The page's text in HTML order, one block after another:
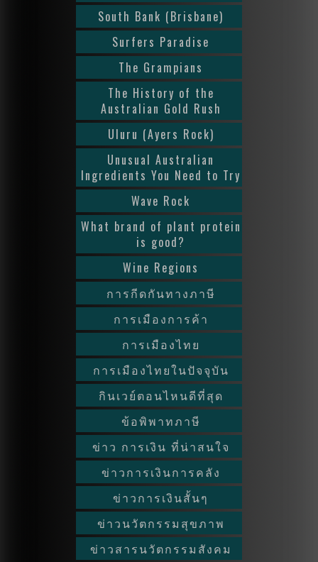
South Bank (Brisbane)
Surfers Paradise
The Grampians
The History of the
Australian Gold Rush
Uluru (Ayers Rock)
Unusual Australian
Ingredients You Need to Try
Wave Rock
What brand of plant protein
is good?
Wine Regions
การกีดกันทางภาษี
การเมืองการค้า
การเมืองไทย
การเมืองไทยในปัจจุบัน
กินเวย์ตอนไหนดีที่สุด
ข้อพิพาทภาษี
ข่าว การเงิน ที่น่าสนใจ
ข่าวการเงินการคลัง
ข่าวการเงินสั้นๆ
ข่าวนวัตกรรมสุขภาพ
ข่าวสารนวัตกรรมสังคม